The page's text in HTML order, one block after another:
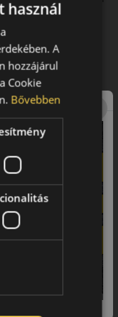
szerkezete és
a hosszú
nyújt havas,
téli
és
használ
A
hozzájárul
Cookie
Bővebben